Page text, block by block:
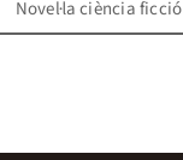
Novel·la ciència ficció